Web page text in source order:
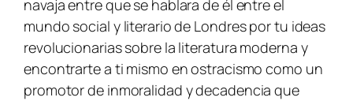
navaja entre que se hablara de él entre el
mundo social y literario de Londres por tu ideas
revolucionarias sobre la literatura moderna y
encontrarte a ti mismo en ostracismo como un
promotor de inmoralidad y decadencia que